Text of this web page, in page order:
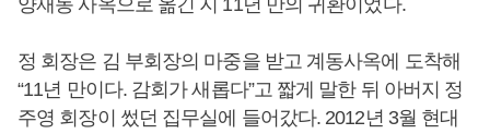
양재동 사옥으로 옮긴 지 11년 만의 귀환이었다.
정 회장은 김 부회장의 마중을 받고 계동사옥에 도착해
“11년 만이다. 감회가 새롭다”고 짧게 말한 뒤 아버지 정
주영 회장이 썼던 집무실에 들어갔다. 2012년 3월 현대